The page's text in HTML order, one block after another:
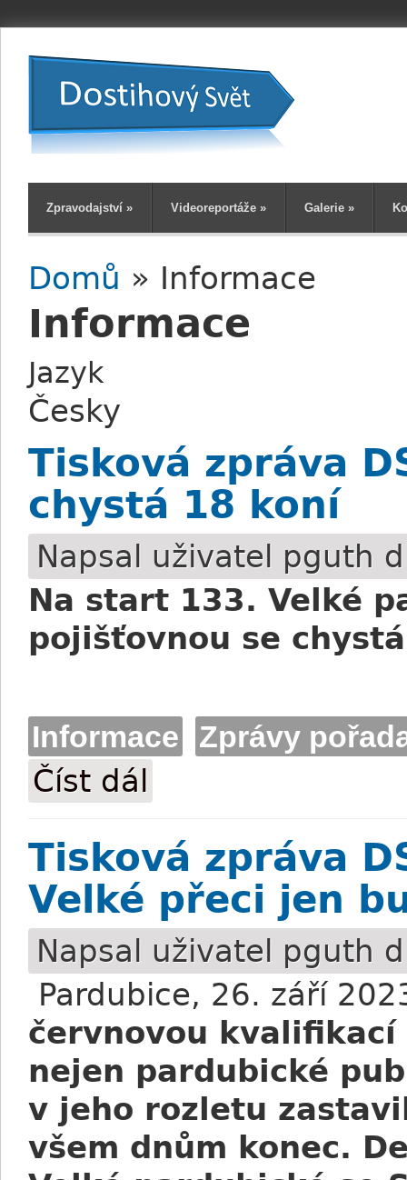
Zpravodajství » Videoreportáže » Galerie »
Jste zde
Domů » Informace
Informace
Jazyk
Česky
Tisková zpráva
chystá 18 koní
Napsal uživatel pguth
Na start 133. Velké
pojišťovnou se
Informace Zprávy
Číst dál
Tisková zpráva
Velké přeci jen
Napsal uživatel pguth
Pardubice, 26. září
červnovou
nejen pardubické
v jeho rozletu
všem dnům konec.